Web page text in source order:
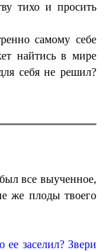
тихо и просить
самому себе
найтись в мире
себя не решил?
все выученное,
же плоды твоего
заселил? Звери